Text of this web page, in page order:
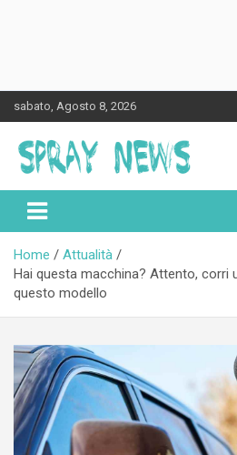
to
content
sabato, Agosto 8, 2026
Spraynews.it
Home
Attualità
Hai questa macchina? Attento, corri
questo modello